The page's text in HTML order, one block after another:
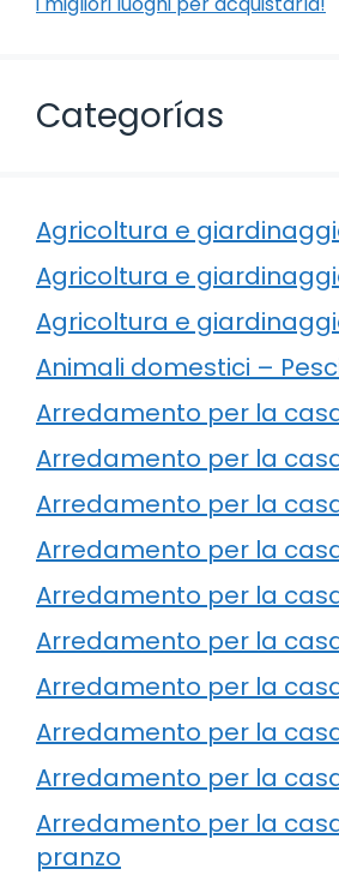
Categorías
Agricoltura e
Agricoltura e
Agricoltura e
Animali domestici –
Arredamento per la
Arredamento per la
Arredamento per la
Arredamento per la
Arredamento per la
Arredamento per la
Arredamento per la
Arredamento per la
Arredamento per la
Arredamento per la
pranzo